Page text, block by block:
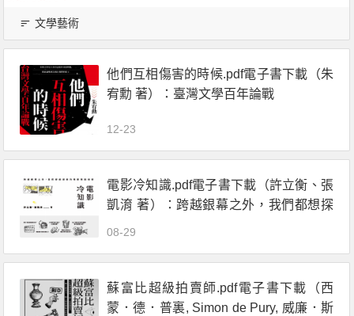
文學藝術
他們互相傷害的時候.pdf電子書下載（朱
宥勳 著）：臺灣文學百年論戰
12-23
電影冷知識.pdf電子書下載（許立衡、張
凱淯 著）：跨越銀幕之外，我們都想探
08-29
蘇富比超級拍賣師.pdf電子書下載（西
蒙．德．普裏, Simon de Pury, 威廉．斯